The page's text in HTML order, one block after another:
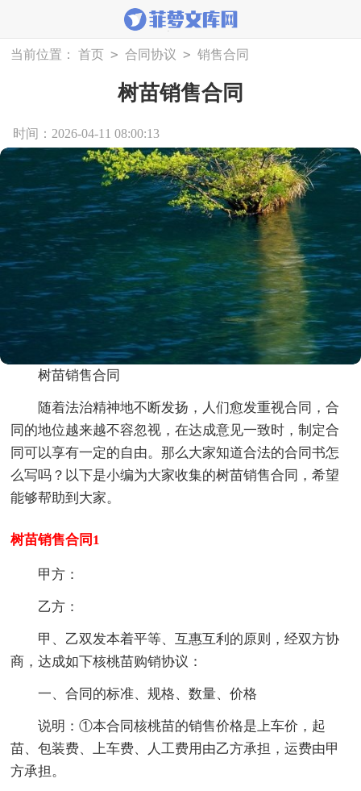
当前位置： 首页 > 合同协议 > 销售合同
树苗销售合同
时间：2026-04-11 08:00:13
树苗销售合同
随着法治精神地不断发扬，人们愈发重视合同，合
同的地位越来越不容忽视，在达成意见一致时，制定合
同可以享有一定的自由。那么大家知道合法的合同书怎
么写吗？以下是小编为大家收集的树苗销售合同，希望
能够帮助到大家。
树苗销售合同1
甲方：
乙方：
甲、乙双发本着平等、互惠互利的原则，经双方协
商，达成如下核桃苗购销协议：
一、合同的标准、规格、数量、价格
说明：①本合同核桃苗的销售价格是上车价，起
苗、包装费、上车费、人工费用由乙方承担，运费由甲
方承担。